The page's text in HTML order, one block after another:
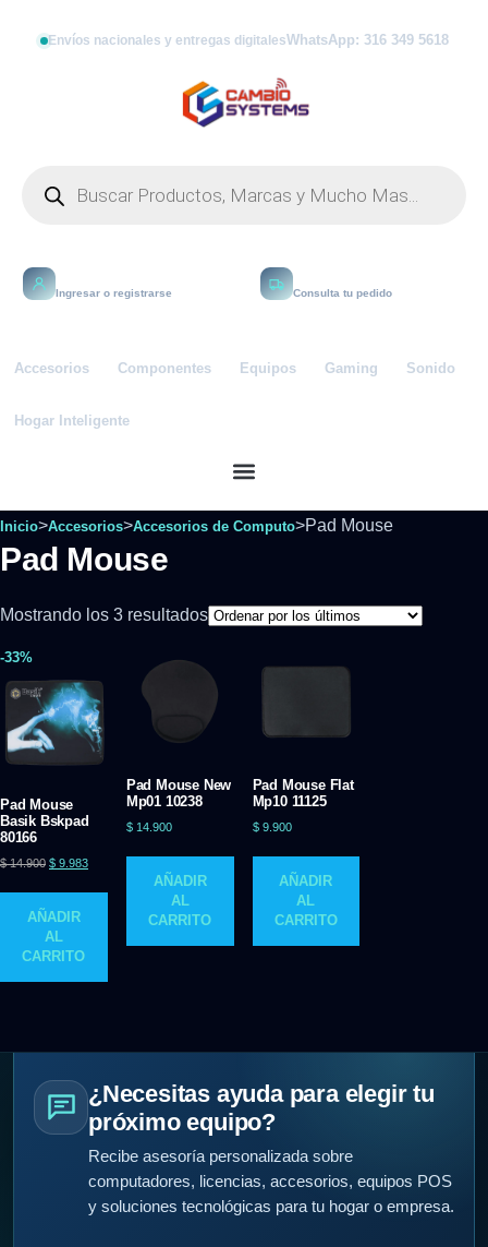
Envíos nacionales y entregas digitalesWhatsApp: 316 349 5618
Ingresar o registrarse Consulta tu pedido
Accesorios Componentes Equipos Gaming Sonido
Hogar Inteligente
Inicio>Accesorios>Accesorios de Computo>Pad Mouse
Pad Mouse
Mostrando los 3 resultados
-33%
Pad Mouse
Basik Bskpad
80166
$14.900 $ 9.983
AÑADIR
AL
CARRITO
Pad Mouse New
Mp01 10238
$14.900
AÑADIR
AL
CARRITO
Pad Mouse Flat
Mp10 11125
$9.900
AÑADIR
AL
CARRITO
¿Necesitas ayuda para elegir tu
próximo equipo?
Recibe asesoría personalizada sobre
computadores, licencias, accesorios, equipos POS
y soluciones tecnológicas para tu hogar o empresa.